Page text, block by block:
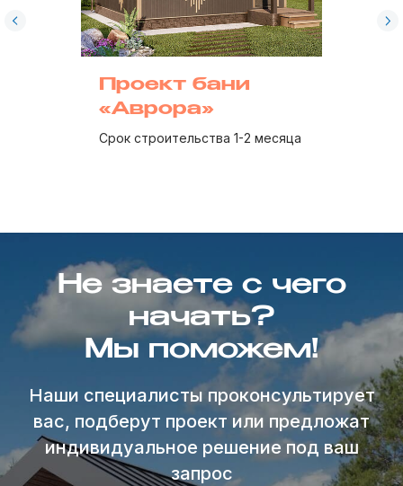
Проект бани
«Аврора»
Срок строительства 1-2 месяца
Не знаете с чего
начать?
Мы поможем!
Наши специалисты проконсультирует
вас, подберут проект или предложат
индивидуальное решение под ваш
запрос